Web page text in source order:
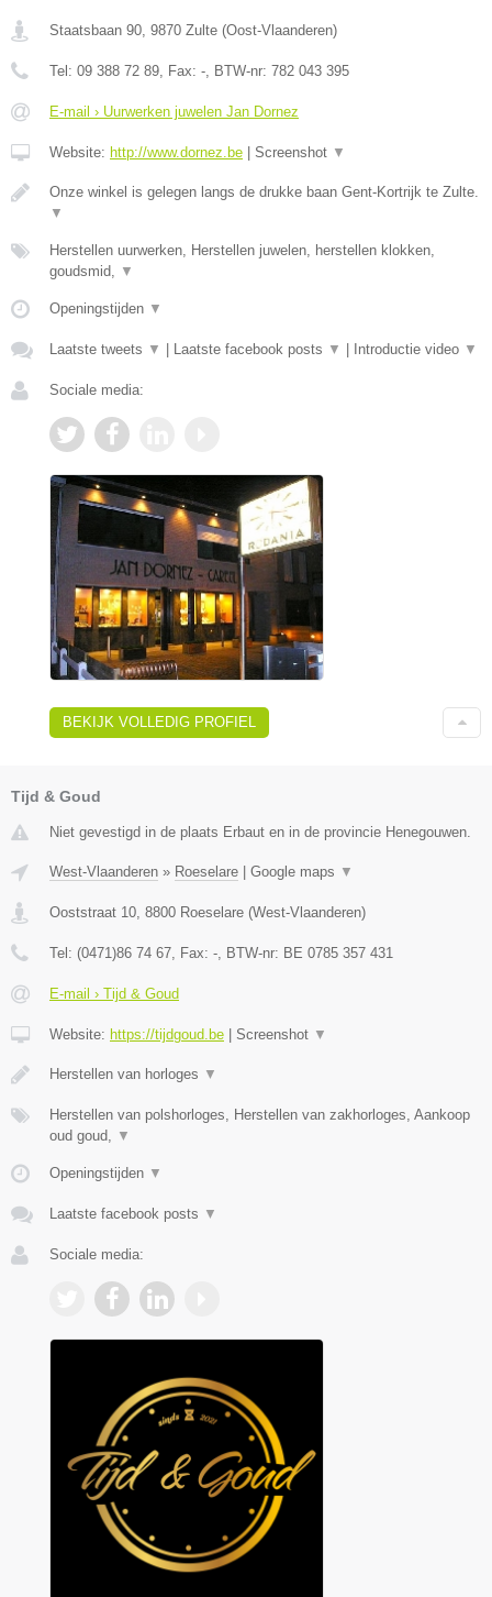
Staatsbaan 90, 9870 Zulte (Oost-Vlaanderen)
Tel: 09 388 72 89, Fax: -, BTW-nr: 782 043 395
E-mail › Uurwerken juwelen Jan Dornez
Website: http://www.dornez.be Screenshot ▼
Onze winkel is gelegen langs de drukke baan Gent-Kortrijk te Zulte.
▼
Herstellen uurwerken, Herstellen juwelen, herstellen klokken,
goudsmid, ▼
Openingstijden ▼
Laatste tweets ▼ Laatste facebook posts ▼ Introductie video ▼
Sociale media:
BEKIJK VOLLEDIG PROFIEL
Tijd & Goud
Niet gevestigd in de plaats Erbaut en in de provincie Henegouwen.
West-Vlaanderen » Roeselare | Google maps ▼
Ooststraat 10 8800 Roeselare (West-Vlaanderen)
Tel: (0471)86 74 67 , Fax: - , BTW-nr: BE 0785 357 431
E-mail › Tijd & Goud
Website: https://tijdgoud.be | Screenshot ▼
Herstellen van horloges ▼
Herstellen van polshorloges, Herstellen van zakhorloges, Aankoop
oud goud,
▼
Openingstijden ▼
Laatste facebook posts ▼
Sociale media: